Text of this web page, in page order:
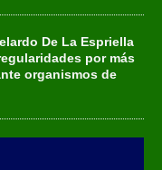
De La Espriella
por más
organismos de